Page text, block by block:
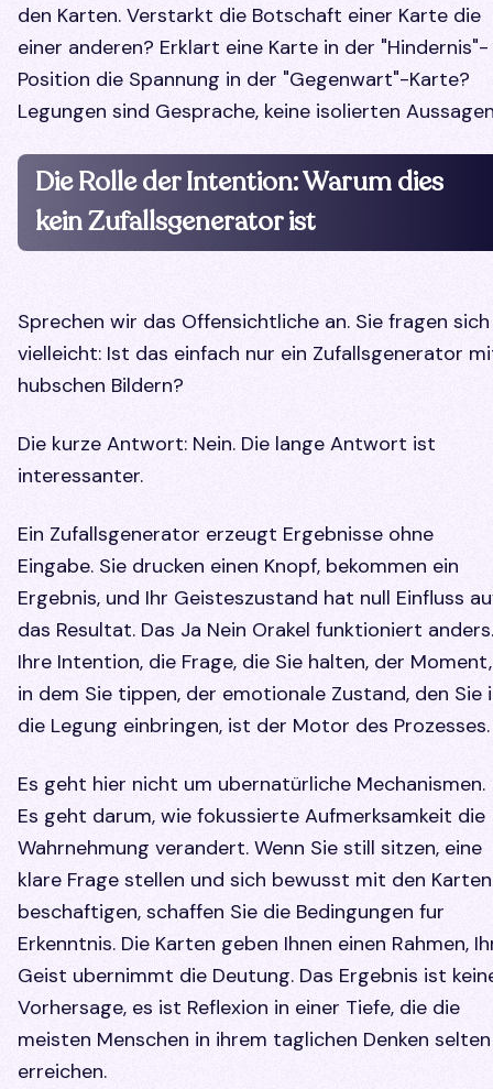
den Karten. Verstarkt die Botschaft einer Karte die
einer anderen? Erklart eine Karte in der "Hindernis"-
Position die Spannung in der "Gegenwart"-Karte?
Legungen sind Gesprache, keine isolierten
Die Rolle der Intention: Warum dies
kein Zufallsgenerator ist
Sprechen wir das Offensichtliche an. Sie fragen sich
vielleicht: Ist das einfach nur ein Zufallsgenerator
hubschen Bildern?
Die kurze Antwort: Nein. Die lange Antwort ist
interessanter.
Ein Zufallsgenerator erzeugt Ergebnisse ohne
Eingabe. Sie drucken einen Knopf, bekommen ein
Ergebnis, und Ihr Geisteszustand hat null Einfluss
das Resultat. Das Ja Nein Orakel funktioniert anders.
Ihre Intention, die Frage, die Sie halten, der Moment,
in dem Sie tippen, der emotionale Zustand, den Sie
die Legung einbringen, ist der Motor des Prozesses.
Es geht hier nicht um ubernatürliche Mechanismen.
Es geht darum, wie fokussierte Aufmerksamkeit die
Wahrnehmung verandert. Wenn Sie still sitzen, eine
klare Frage stellen und sich bewusst mit den Karten
beschaftigen, schaffen Sie die Bedingungen fur
Erkenntnis. Die Karten geben Ihnen einen Rahmen,
Geist ubernimmt die Deutung. Das Ergebnis ist
Vorhersage, es ist Reflexion in einer Tiefe, die die
meisten Menschen in ihrem taglichen Denken selten
erreichen.